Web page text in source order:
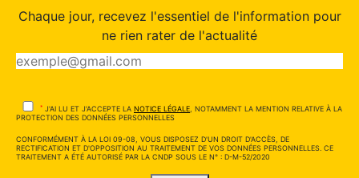
Chaque jour, recevez l'essentiel de l'information pour
ne rien rater de l'actualité
* J'AI LU ET J'ACCEPTE LA NOTICE LÉGALE, NOTAMMENT LA MENTION RELATIVE À LA
PROTECTION DES DONNÉES PERSONNELLES
CONFORMÉMENT À LA LOI 09-08, VOUS DISPOSEZ D'UN DROIT D'ACCÈS, DE
RECTIFICATION ET D'OPPOSITION AU TRAITEMENT DE VOS DONNÉES PERSONNELLES. CE
TRAITEMENT A ÉTÉ AUTORISÉ PAR LA CNDP SOUS LE N° : D-M-52/2020